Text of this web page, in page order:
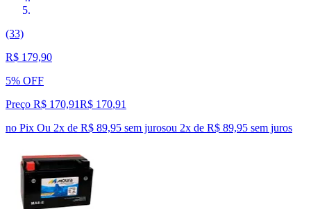
(33)
R$ 179,90
5% OFF
Preço R$ 170,91R$ 170,91
no Pix Ou 2x de R$ 89,95 sem jurosou 2x de R$ 89,95 sem juros